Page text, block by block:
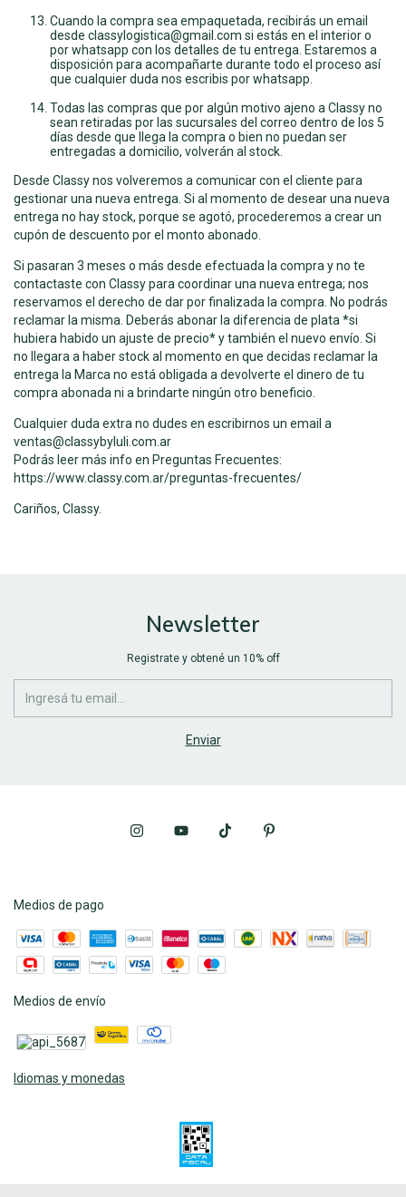
Cuando la compra sea empaquetada, recibirás un email
desde classylogistica@gmail.com si estás en el interior o
por whatsapp con los detalles de tu entrega. Estaremos a
disposición para acompañarte durante todo el proceso así
que cualquier duda nos escribis por whatsapp.
Todas las compras que por algún motivo ajeno a Classy no
sean retiradas por las sucursales del correo dentro de los 5
días desde que llega la compra o bien no puedan ser
entregadas a domicilio, volverán al stock.
Desde Classy nos volveremos a comunicar con el cliente para
gestionar una nueva entrega. Si al momento de desear una nueva
entrega no hay stock, porque se agotó, procederemos a crear un
cupón de descuento por el monto abonado.
Si pasaran 3 meses o más desde efectuada la compra y no te
contactaste con Classy para coordinar una nueva entrega; nos
reservamos el derecho de dar por finalizada la compra. No podrás
reclamar la misma. Deberás abonar la diferencia de plata *si
hubiera habido un ajuste de precio* y también el nuevo envío. Si
no llegara a haber stock al momento en que decidas reclamar la
entrega la Marca no está obligada a devolverte el dinero de tu
compra abonada ni a brindarte ningún otro beneficio.
Cualquier duda extra no dudes en escribirnos un email a
ventas@classybyluli.com.ar
Podrás leer más info en Preguntas Frecuentes:
https://www.classy.com.ar/preguntas-frecuentes/
Cariños, Classy.
Newsletter
Registrate y obtené un 10% off
Medios de pago
Medios de envío
Idiomas y monedas